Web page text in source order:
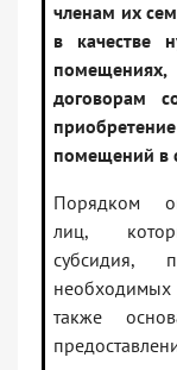
членам их
в качестве
договорам
помещений в
Порядком
лиц,
субсидия,
также